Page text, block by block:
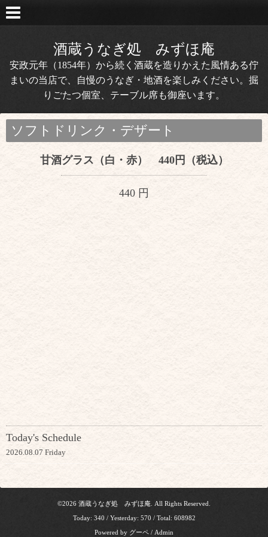
酒蔵うなぎ処 みずほ庵
安政元年（1854年）から続く酒蔵を造りかえた風情ある佇
まいの当店で、自慢のうなぎ・地酒を楽しみください。掘
りごたつ個室、テーブル席も御座います。
ソフトドリンク・デザート
甘酒グラス（白・赤） 440円（税込）
440 円
Today's Schedule
2026.08.07 Friday
©2026 酒蔵うなぎ処 みずほ庵 . All Rights Reserved.
Today: 340 / Yesterday: 570 / Total: 608982
Powered by グーペ / Admin